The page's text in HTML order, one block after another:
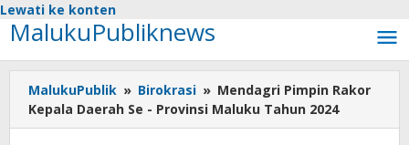
Lewati ke konten
MalukuPubliknews
MalukuPublik » Birokrasi » Mendagri Pimpin Rakor
Kepala Daerah Se - Provinsi Maluku Tahun 2024